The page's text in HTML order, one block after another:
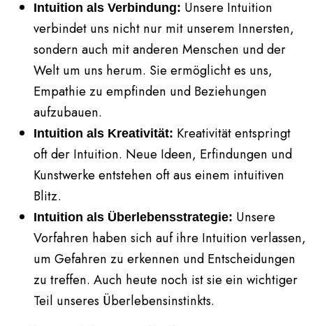
Intuition als Verbindung: Unsere Intuition
verbindet uns nicht nur mit unserem Innersten,
sondern auch mit anderen Menschen und der
Welt um uns herum. Sie ermöglicht es uns,
Empathie zu empfinden und Beziehungen
aufzubauen.
Intuition als Kreativität: Kreativität entspringt
oft der Intuition. Neue Ideen, Erfindungen und
Kunstwerke entstehen oft aus einem intuitiven
Blitz.
Intuition als Überlebensstrategie: Unsere
Vorfahren haben sich auf ihre Intuition verlassen,
um Gefahren zu erkennen und Entscheidungen
zu treffen. Auch heute noch ist sie ein wichtiger
Teil unseres Überlebensinstinkts.